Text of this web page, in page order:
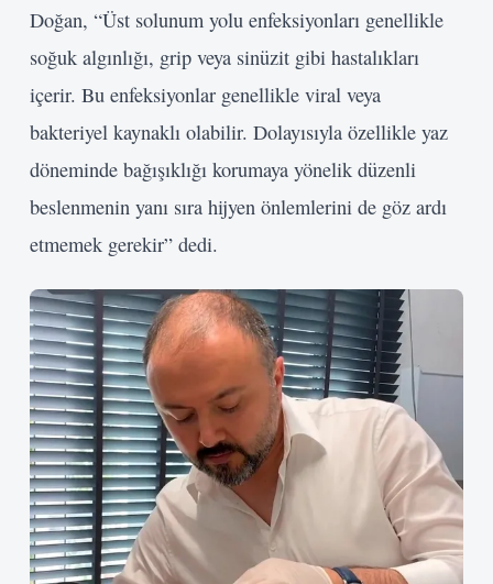
Doğan, “Üst solunum yolu enfeksiyonları genellikle
soğuk algınlığı, grip veya sinüzit gibi hastalıkları
içerir. Bu enfeksiyonlar genellikle viral veya
bakteriyel kaynaklı olabilir. Dolayısıyla özellikle yaz
döneminde bağışıklığı korumaya yönelik düzenli
beslenmenin yanı sıra hijyen önlemlerini de göz ardı
etmemek gerekir” dedi.